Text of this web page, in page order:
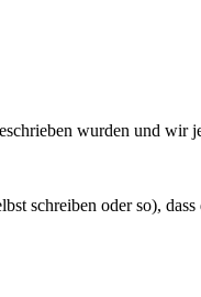
wurden und wir
schreiben oder so),